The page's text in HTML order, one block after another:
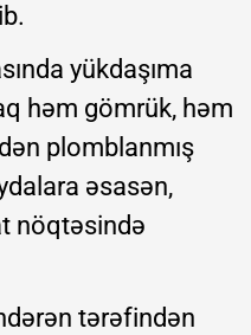
yükdaşıma
həm gömrük, həm
plomblanmış
əsasən,
nöqtəsində
tərəfindən